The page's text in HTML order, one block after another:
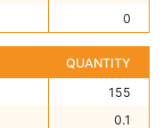
0
QUANTITY
155
0.1